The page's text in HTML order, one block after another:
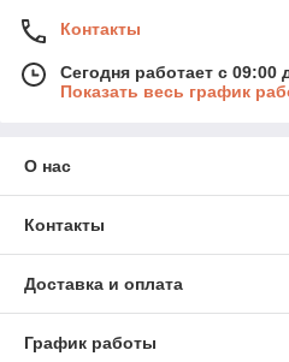
Контакты
Сегодня работает с 09:00
Показать весь график
О нас
Контакты
Доставка и оплата
График работы